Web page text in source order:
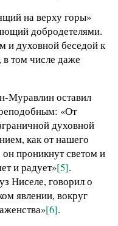
на верху горы»
добродетелями.
и духовной беседой к
в том числе даже
Муравлин оставил
«От
духовной
как от нашего
проникнут светом и
и радует»[5].
Ниселе, говорил о
явлении, вокруг
[6].